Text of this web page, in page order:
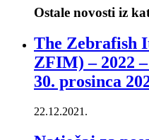
Ostale novosti iz
The Zebrafish
ZFIM) – 2022
30. prosinca
22.12.2021.